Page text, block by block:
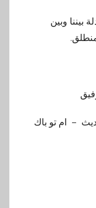
بيننا وبين
– ام تو باك